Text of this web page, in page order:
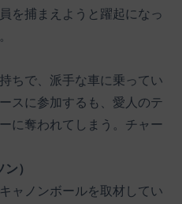
を捕まえようと躍起になっ
ちで、派手な車に乗ってい
スに参加するも、愛人のテ
に奪われてしまう。チャー
）
ャノンボールを取材してい